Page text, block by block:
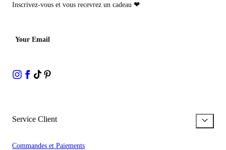
Inscrivez-vous et vous recevrez un cadeau ❤
Your Email
Service Client
Commandes et Paiements